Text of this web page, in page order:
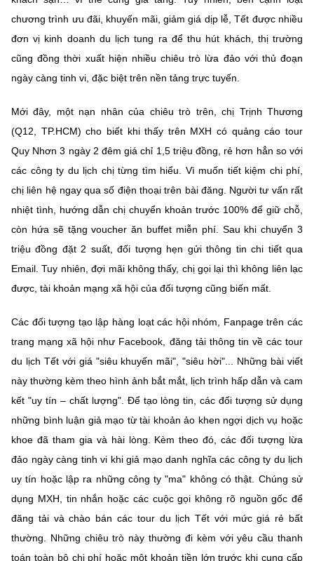
chương trình ưu đãi, khuyến mãi, giảm giá dịp lễ, Tết được nhiều
đơn vị kinh doanh du lịch tung ra để thu hút khách, thị trường
cũng đồng thời xuất hiện nhiều chiêu trò lừa đảo với thủ đoạn
ngày càng tinh vi, đặc biệt trên nền tảng trực tuyến.
Mới đây, một nạn nhân của chiêu trò trên, chị Trịnh Thương
(Q12, TP.HCM) cho biết khi thấy trên MXH có quảng cáo tour
Quy Nhơn 3 ngày 2 đêm giá chỉ 1,5 triệu đồng, rẻ hơn hẳn so với
các công ty du lịch chị từng tìm hiểu. Vì muốn tiết kiệm chi phí,
chị liên hệ ngay qua số điện thoại trên bài đăng. Người tư vấn rất
nhiệt tình, hướng dẫn chị chuyển khoản trước 100% để giữ chỗ,
còn hứa sẽ tặng voucher ăn buffet miễn phí. Sau khi chuyển 3
triệu đồng đặt 2 suất, đối tượng hẹn gửi thông tin chi tiết qua
Email. Tuy nhiên, đợi mãi không thấy, chị gọi lại thì không liên lạc
được, tài khoản mạng xã hội của đối tượng cũng biến mất.
Các đối tượng tạo lập hàng loạt các hội nhóm, Fanpage trên các
trang mạng xã hội như Facebook, đăng tải thông tin về các tour
du lịch Tết với giá "siêu khuyến mãi", "siêu hời"... Những bài viết
này thường kèm theo hình ảnh bắt mắt, lịch trình hấp dẫn và cam
kết "uy tín – chất lượng". Để tạo lòng tin, các đối tượng sử dụng
những bình luận giả mạo từ tài khoản ảo khen ngợi dịch vụ hoặc
khoe đã tham gia và hài lòng. Kèm theo đó, các đối tượng lừa
đảo ngày càng tinh vi khi giả mạo danh nghĩa các công ty du lịch
uy tín hoặc lập ra những công ty "ma" không có thật. Chúng sử
dụng MXH, tin nhắn hoặc các cuộc gọi không rõ nguồn gốc để
đăng tải và chào bán các tour du lịch Tết với mức giá rẻ bất
thường. Những chiêu trò này thường đi kèm với yêu cầu thanh
toán toàn bộ chi phí hoặc một khoản tiền lớn trước khi cung cấp